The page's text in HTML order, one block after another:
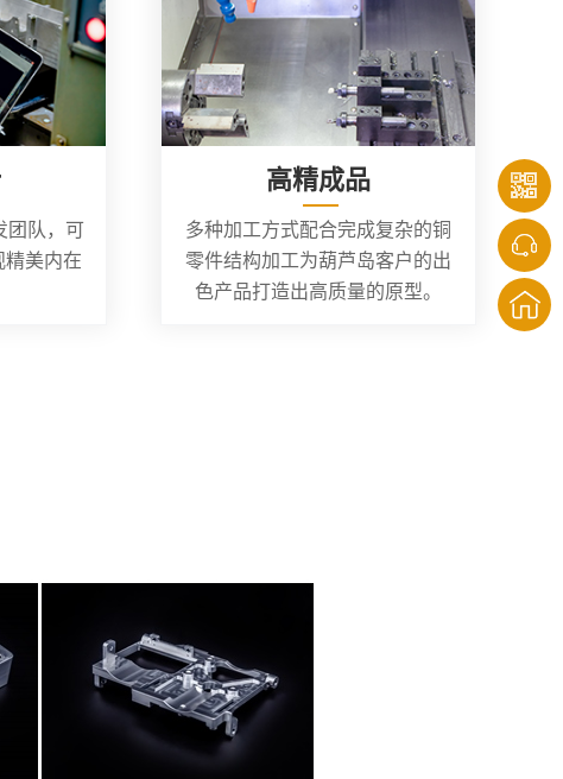
团队，可
精美内在
高精成品
多种加工方式配合完成复杂的铜
零件结构加工为葫芦岛客户的出
色产品打造出高质量的原型。